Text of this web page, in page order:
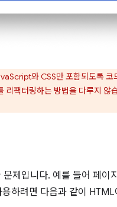
와 CSS만 포함되도록 코
리팩터링하는 방법을 다루지 않
제입니다. 예를 들어 페이
하려면 다음과 같이